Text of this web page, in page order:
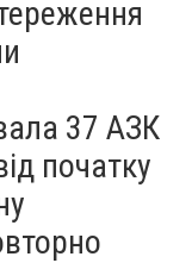
37 АЗК
початку